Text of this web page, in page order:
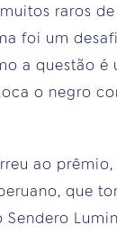
raros
foi um
a questão é
o negro
ao
que